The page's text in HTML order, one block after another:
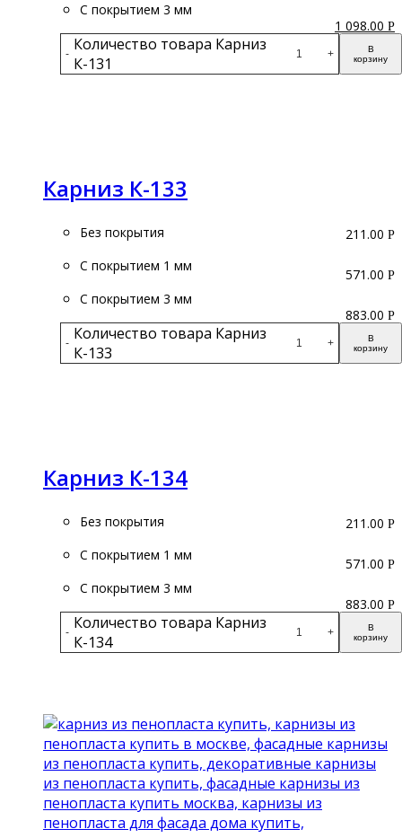
С покрытием 3 мм
- Количество товара Карниз
К-131
+
В
корзину
1 098.00 Р
Карниз К-133
Без покрытия
С покрытием 1 мм
С покрытием 3 мм
- Количество товара Карниз
К-133
+
В
корзину
211.00 Р
571.00 Р
883.00 Р
Карниз К-134
Без покрытия
С покрытием 1 мм
С покрытием 3 мм
- Количество товара Карниз
К-134
+
В
корзину
211.00 Р
571.00 Р
883.00 Р